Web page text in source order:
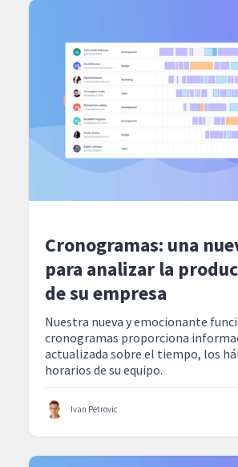
Cronogramas: una
para analizar la
de su empresa
Nuestra nueva y emocionante
cronogramas proporciona
actualizada sobre el tiempo, los
horarios de su equipo.
Ivan Petrovic